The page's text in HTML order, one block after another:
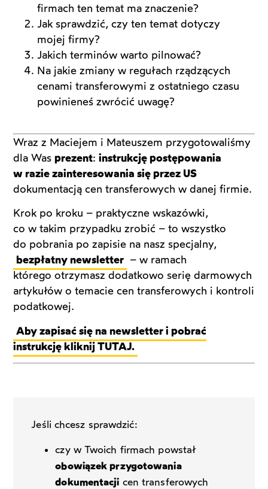
firmach ten temat ma znaczenie?
Jak sprawdzić, czy ten temat dotyczy
mojej firmy?
Jakich terminów warto pilnować?
Na jakie zmiany w regułach rządzących
cenami transferowymi z ostatniego czasu
powinieneś zwrócić uwagę?
Wraz z Maciejem i Mateuszem przygotowaliśmy
dla Wasprezent:instrukcję postępowania
w razie zainteresowania się przez US
dokumentacją cen transferowych w danej firmie.
Krok po kroku – praktyczne wskazówki,
co w takim przypadku zrobić – to wszystko
do pobrania po zapisie na nasz specjalny,
bezpłatny newsletter – w ramach
którego otrzymasz dodatkowo serię darmowych
artykułów o temacie cen transferowych i kontroli
podatkowej.
Aby zapisać się na newsletter i pobrać
instrukcję kliknij TUTAJ.
Jeśli chcesz sprawdzić:
czy w Twoich firmach powstał
obowiązek przygotowania
dokumentacji cen transferowych